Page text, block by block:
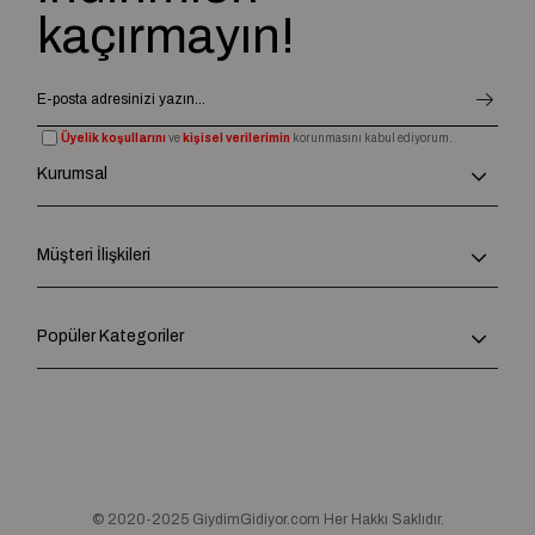
kaçırmayın!
Üyelik koşullarını ve kişisel verilerimin korunmasını kabul ediyorum.
Kurumsal
Müşteri İlişkileri
Popüler Kategoriler
© 2020-2025 GiydimGidiyor.com Her Hakkı Saklıdır.